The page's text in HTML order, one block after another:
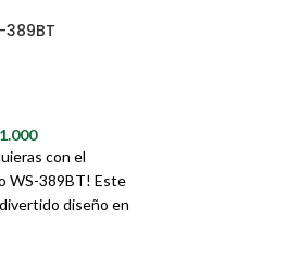
derrumbes,
de
genere.
389BT
con el
WS-389BT! Este
diseño en